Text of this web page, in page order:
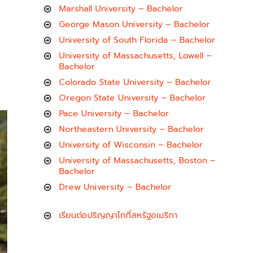
Marshall University – Bachelor
George Mason University – Bachelor
University of South Florida – Bachelor
University of Massachusetts, Lowell –
Bachelor
Colorado State University – Bachelor
Oregon State University – Bachelor
Pace University – Bachelor
Northeastern University – Bachelor
University of Wisconsin – Bachelor
University of Massachusetts, Boston –
Bachelor
Drew University – Bachelor
เรียนต่อปริญญาโทที่สหรัฐอเมริกา